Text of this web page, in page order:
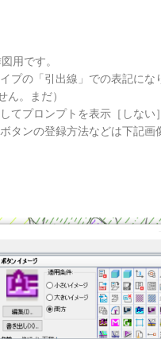
用です。
プの「引出線」での表記にな
ん。まだ）
てプロンプトを表示［しない
タンの登録方法などは下記